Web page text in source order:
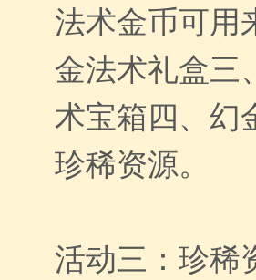
法术金币可用
金法术礼盒三
术宝箱四、幻
珍稀资源。
活动三：珍稀